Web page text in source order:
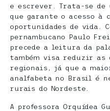
e escrever. Trata-se de
que garante o acesso à
oportunidades de vida.
pernambucano Paulo
precede a leitura da
também visa reduzir as
regionais, já que a
analfabeta no Brasil é
rurais do Nordeste.
A professora Orquídea